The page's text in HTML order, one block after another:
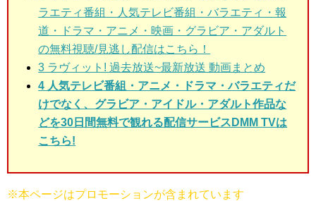
ラエティ番組・人気テレビ番組・バラエティ・報
道・ドラマ・アニメ・映画・グラビア・アダルト
の無料視聴/見逃し配信はこちら！
3 ラヴィット! 過去放送~最新放送 動画まとめ
4 人気テレビ番組・アニメ・ドラマ・バラエティだ
けでなく、グラビア・アイドル・アダルト作品な
どを30日間無料で観れる配信サービスDMM TVは
こちら!
※本ページはプロモーションが含まれています